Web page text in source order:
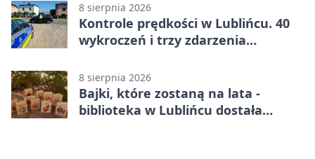
8 sierpnia 2026
Kontrole prędkości w Lublińcu. 40
wykroczeń i trzy zdarzenia
8 sierpnia 2026
Bajki, które zostaną na lata -
biblioteka w Lublińcu dostała